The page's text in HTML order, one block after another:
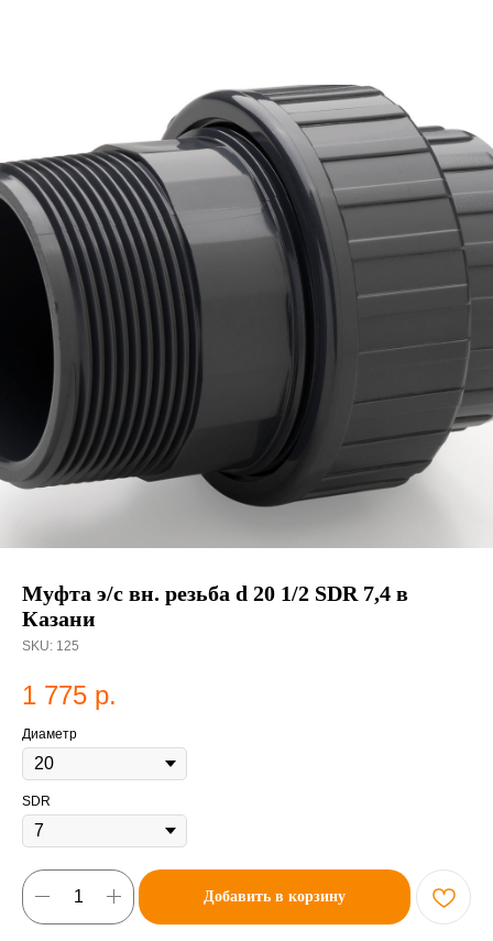
Муфта э/с вн. резьба d 20 1/2 SDR 7,4 в
Казани
SKU: 125
1 775 р.
Диаметр
SDR
Добавить в корзину